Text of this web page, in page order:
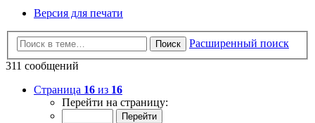
Версия для печати
Поиск
Расширенный поиск
311 сообщений
Страница 16 из 16
Перейти на страницу: